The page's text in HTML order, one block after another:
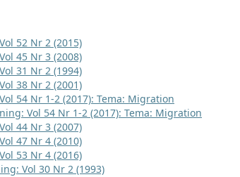
52 Nr 2 (2015)
45 Nr 3 (2008)
31 Nr 2 (1994)
38 Nr 2 (2001)
54 Nr 1-2 (2017): Tema: Migration
Vol 54 Nr 1-2 (2017): Tema: Migration
44 Nr 3 (2007)
47 Nr 4 (2010)
53 Nr 4 (2016)
Vol 30 Nr 2 (1993)